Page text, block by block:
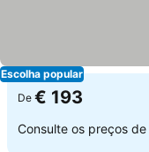
Escolha popular
De € 193
Consulte os preços de